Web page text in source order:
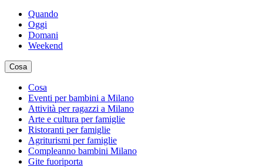
Quando
Oggi
Domani
Weekend
Cosa
Cosa
Eventi per bambini a Milano
Attività per ragazzi a Milano
Arte e cultura per famiglie
Ristoranti per famiglie
Agriturismi per famiglie
Compleanno bambini Milano
Gite fuoriporta